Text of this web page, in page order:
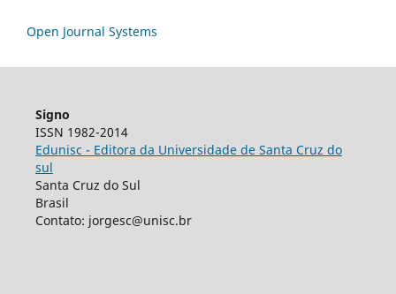
Open Journal Systems
Signo
ISSN 1982-2014
Edunisc - Editora da Universidade de Santa Cruz do
sul
Santa Cruz do Sul
Brasil
Contato: jorgesc@unisc.br